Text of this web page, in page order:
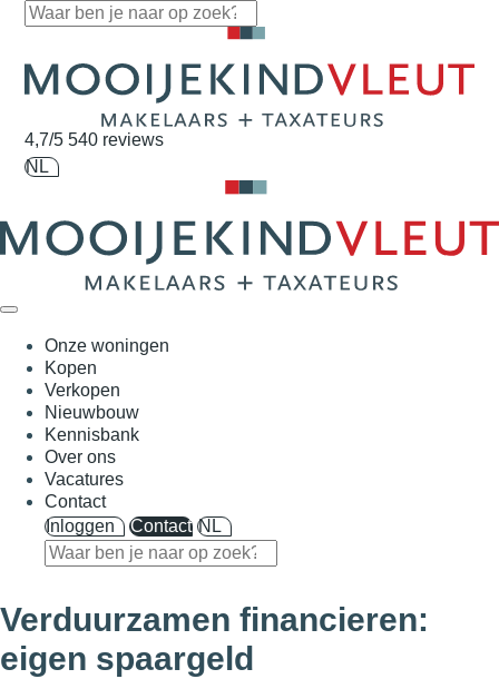
Navigatie overslaan
4,7/5 540 reviews
NL
Onze woningen
Kopen
Verkopen
Nieuwbouw
Kennisbank
Over ons
Vacatures
Contact
Inloggen
Contact NL
Verduurzamen financieren:
eigen spaargeld